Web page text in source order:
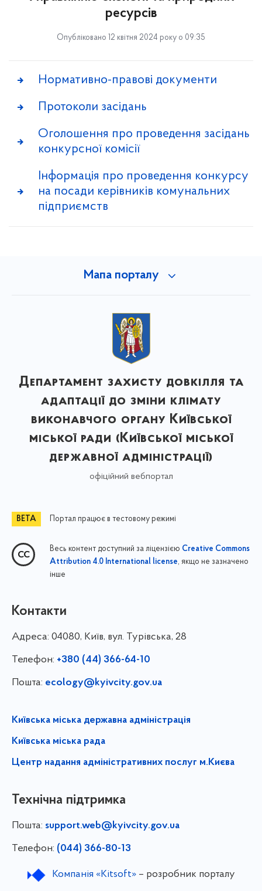
ресурсів
Опубліковано 12 квітня 2024 року о 09:35
Нормативно-правові документи
Протоколи засідань
Оголошення про проведення засідань
конкурсної комісії
Інформація про проведення конкурсу
на посади керівників комунальних
підприємств
Мапа порталу
Департамент захисту довкілля та
адаптації до зміни клімату
виконавчого органу Київської
міської ради (Київської міської
державної адміністрації)
офіційний вебпортал
Портал працює в тестовому режимі
Весь контент доступний за ліцензією Creative Commons
Attribution 4.0 International license, якщо не зазначено
інше
Контакти
Адреса: 04080, Київ, вул. Турівська, 28
Телефон: +380 (44) 366-64-10
Пошта: ecology@kyivcity.gov.ua
Київська міська державна адміністрація
Київська міська рада
Центр надання адміністративних послуг м.Києва
Технічна підтримка
Пошта: support.web@kyivcity.gov.ua
Телефон: (044) 366-80-13
Компанія «Kitsoft»– розробник порталу